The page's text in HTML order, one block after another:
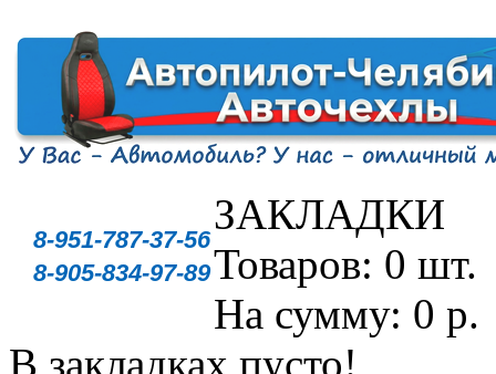
8-951-787-37-56
8-905-834-97-89
ЗАКЛАДКИ
Товаров: 0 шт.
На сумму: 0 р.
В закладках пусто!